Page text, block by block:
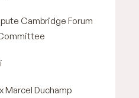
Cambridge Forum
Marcel Duchamp